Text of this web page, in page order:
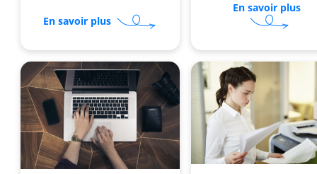
En savoir plus sur
Photocopieurs
:
quelles
garanties
pour
les
pros
?
En savoir plus
de
?